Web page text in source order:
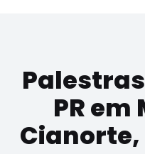
Palestras
PR
Cianorte,